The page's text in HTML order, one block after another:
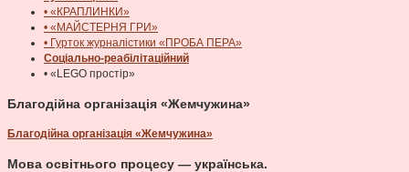
• «КРАПЛИНКИ»
• «МАЙСТЕРНЯ ГРИ»
• Гурток журналістики «ПРОБА ПЕРА»
Соціально-реабілітаційний
• «LEGO простір»
Благодійна організація «Жемчужина»
Благодійна організація «Жемчужина»
Мова освітнього процесу — українська.